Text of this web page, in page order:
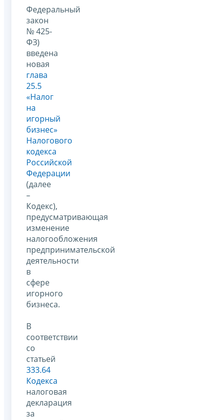
Федеральный
закон
№ 425-
ФЗ)
введена
новая
глава
25.5
«Налог
на
игорный
бизнес»
Налогового
кодекса
Российской
Федерации
(далее
–
Кодекс),
предусматривающая
изменение
налогообложения
предпринимательской
деятельности
в
сфере
игорного
бизнеса.
В
соответствии
со
статьей
333.64
Кодекса
налоговая
декларация
за